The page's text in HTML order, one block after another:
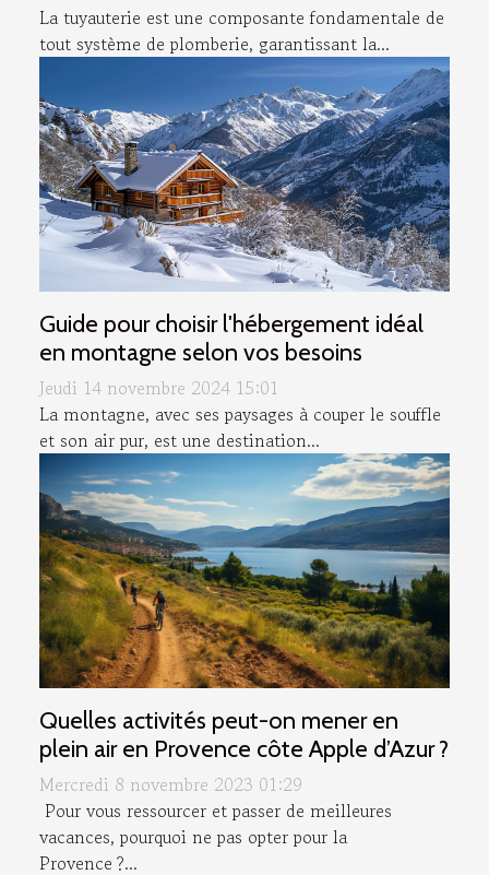
La tuyauterie est une composante fondamentale de
tout système de plomberie, garantissant la...
Guide pour choisir l'hébergement idéal
en montagne selon vos besoins
Jeudi 14 novembre 2024 15:01
La montagne, avec ses paysages à couper le souffle
et son air pur, est une destination...
Quelles activités peut-on mener en
plein air en Provence côte Apple d’Azur ?
Mercredi 8 novembre 2023 01:29
Pour vous ressourcer et passer de meilleures
vacances, pourquoi ne pas opter pour la
Provence ?...